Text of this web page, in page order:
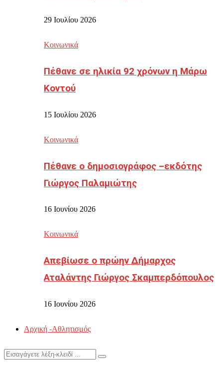
29 Ιουλίου 2026
Κοινωνικά
Πέθανε σε ηλικία 92 χρόνων η Μάρω
Κοντού
15 Ιουλίου 2026
Κοινωνικά
Πέθανε ο δημοσιογράφος –εκδότης
Γιώργος Παλαμιώτης
16 Ιουνίου 2026
Κοινωνικά
Απεβίωσε ο πρώην Δήμαρχος
Αταλάντης Γιώργος Σκαμπερδόπουλος
16 Ιουνίου 2026
Αρχική -Αθλητισμός
Search
Search